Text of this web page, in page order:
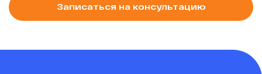
Записаться на консультацию